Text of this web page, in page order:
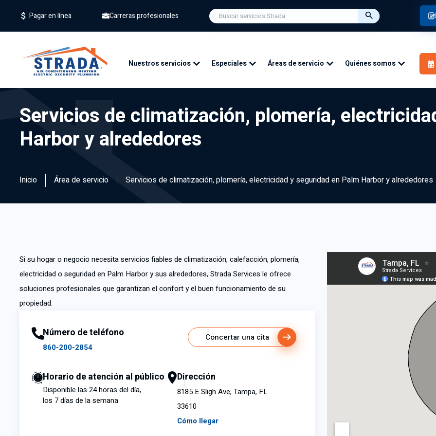
Pagar en línea Carreras profesionales
Nuestros servicios Especiales Áreas de servicio Quiénes somos
Servicios de climatización, plomería,
Harbor y alrededores
Inicio Área de servicio Servicios de climatización, plomería, electricidad y seguridad en Palm Harbor y alrededores
Si su hogar o negocio necesita servicios fiables de climatización, calefacción, plomería,
electricidad o seguridad en Palm Harbor y sus alrededores, Strada Services le ofrece
soluciones profesionales que garantizan el confort y el buen funcionamiento de su
propiedad.
Número de teléfono
860-200-2854
Concertar una cita
Horario de atención al público
Disponible las 24 horas del día,
los 7 días de la semana
Dirección
8185 E Sligh Ave, Tampa, FL
33610
Cómo llegar